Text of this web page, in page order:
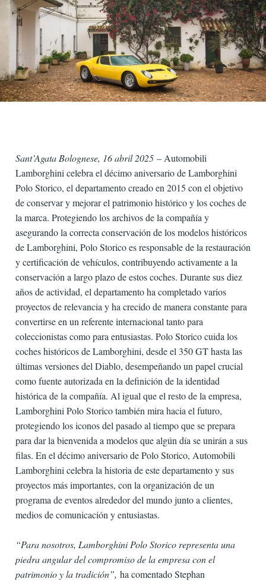
Sant’Agata Bolognese, 16 abril 2025 – Automobili
Lamborghini celebra el décimo aniversario de Lamborghini
Polo Storico, el departamento creado en 2015 con el objetivo
de conservar y mejorar el patrimonio histórico y los coches de
la marca. Protegiendo los archivos de la compañía y
asegurando la correcta conservación de los modelos históricos
de Lamborghini, Polo Storico es responsable de la restauración
y certificación de vehículos, contribuyendo activamente a la
conservación a largo plazo de estos coches. Durante sus diez
años de actividad, el departamento ha completado varios
proyectos de relevancia y ha crecido de manera constante para
convertirse en un referente internacional tanto para
coleccionistas como para entusiastas. Polo Storico cuida los
coches históricos de Lamborghini, desde el 350 GT hasta las
últimas versiones del Diablo, desempeñando un papel crucial
como fuente autorizada en la definición de la identidad
histórica de la compañía. Al igual que el resto de la empresa,
Lamborghini Polo Storico también mira hacia el futuro,
protegiendo los iconos del pasado al tiempo que se prepara
para dar la bienvenida a modelos que algún día se unirán a sus
filas. En el décimo aniversario de Polo Storico, Automobili
Lamborghini celebra la historia de este departamento y sus
proyectos más importantes, con la organización de un
programa de eventos alrededor del mundo junto a clientes,
medios de comunicación y entusiastas.
“Para nosotros, Lamborghini Polo Storico representa una
piedra angular del compromiso de la empresa con el
patrimonio y la tradición”, ha comentado Stephan